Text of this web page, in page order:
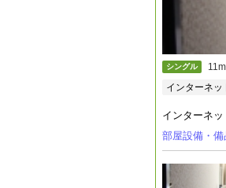
シングル
インターネッ
インターネ
部屋設備・備